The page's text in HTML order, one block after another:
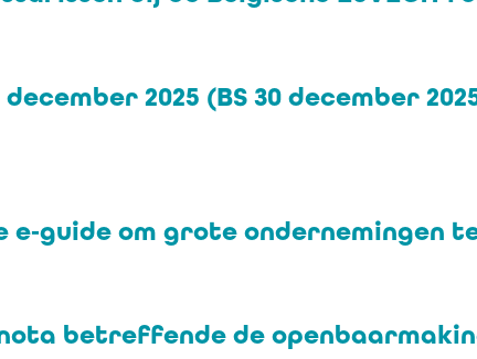
2025 (BS 30 december
e‑guide om grote ondernemingen
betreffende de